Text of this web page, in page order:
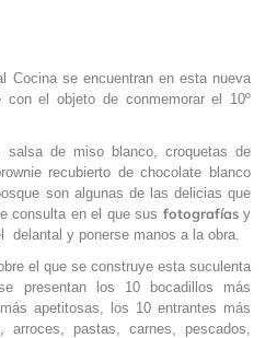
Cocina se encuentran en esta nueva
con el objeto de conmemorar el 10º
salsa de miso blanco, croquetas de
recubierto de chocolate blanco
son algunas de las delicias que
consulta en el que sus fotografíasy
delantal y ponerse manos a la obra.
el que se construye esta suculenta
presentan los 10 bocadillos más
apetitosas, los 10 entrantes más
pastas, carnes, pescados,